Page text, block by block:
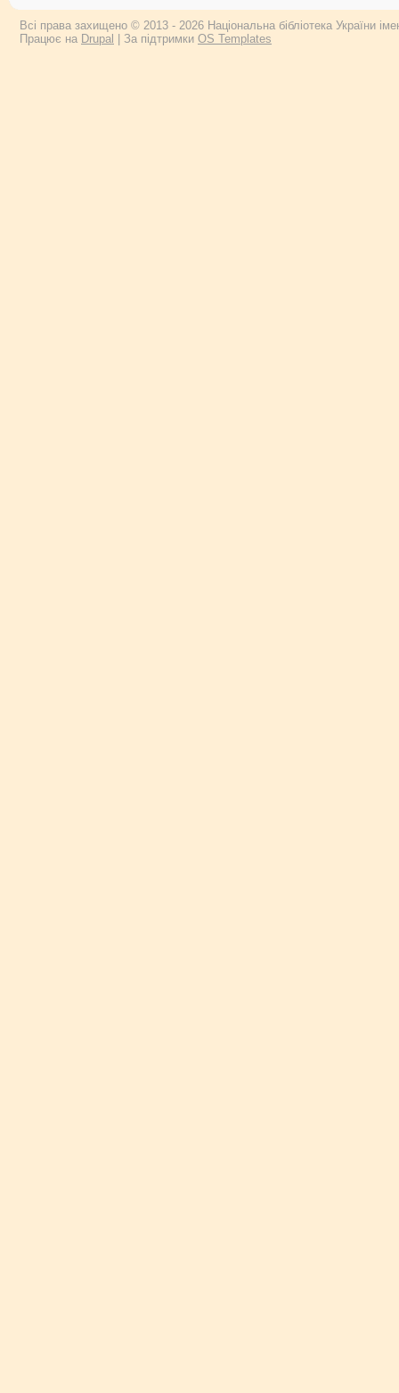
Всі права захищено © 2013 - 2026 Національна бібліотека України
Працює на Drupal | За підтримки OS Templates